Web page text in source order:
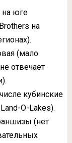
на юге
на
(мало
отвечает
кубинские
O-Lakes).
(нет